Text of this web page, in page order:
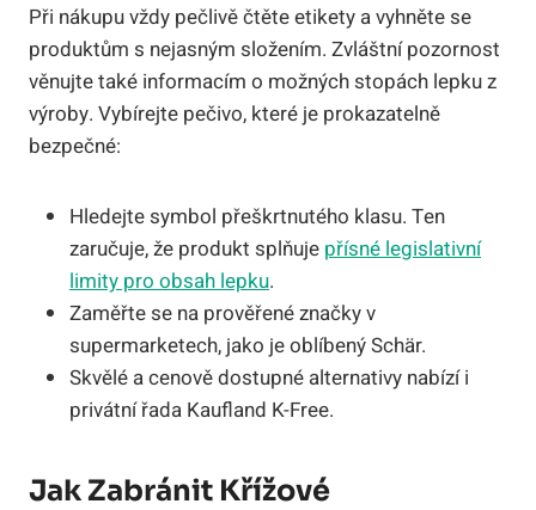
Při nákupu vždy pečlivě čtěte etikety a vyhněte se
produktům s nejasným složením. Zvláštní pozornost
věnujte také informacím o možných stopách lepku z
výroby. Vybírejte pečivo, které je prokazatelně
bezpečné:
Hledejte symbol přeškrtnutého klasu. Ten
zaručuje, že produkt splňuje přísné legislativní
limity pro obsah lepku.
Zaměřte se na prověřené značky v
supermarketech, jako je oblíbený Schär.
Skvělé a cenově dostupné alternativy nabízí i
privátní řada Kaufland K-Free.
Jak Zabránit Křížové